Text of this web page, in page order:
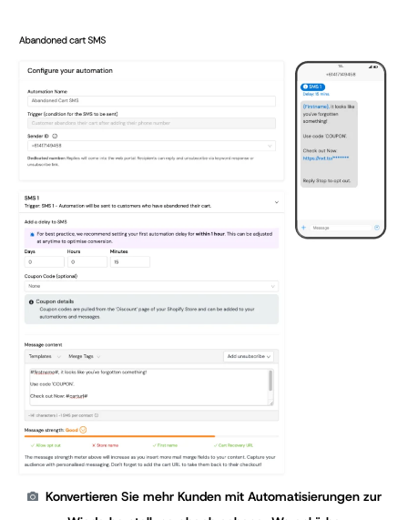
Konvertieren Sie mehr Kunden mit Automatisierungen zur